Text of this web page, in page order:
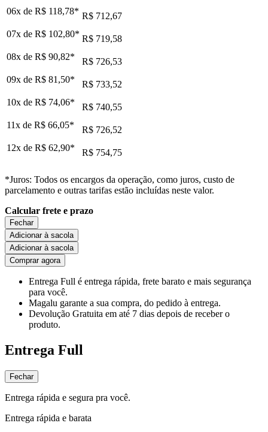
06x de R$ 118,78* R$ 712,67
07x de R$ 102,80* R$ 719,58
08x de R$ 90,82*
R$ 726,53
09x de R$ 81,50*
R$ 733,52
10x de R$ 74,06*
R$ 740,55
11x de R$ 66,05*
R$ 726,52
12x de R$ 62,90* R$ 754,75
*Juros: Todos os encargos da operação, como juros, custo de
parcelamento e outras tarifas estão incluídas neste valor.
Calcular frete e prazo
Fechar
Adicionar à sacola
Adicionar à sacola
Comprar agora
Entrega Full é entrega rápida, frete barato e mais segurança
para você.
Magalu garante a sua compra, do pedido à entrega.
Devolução Gratuita em até 7 dias depois de receber o
produto.
Entrega Full
Fechar
Entrega rápida e segura pra você.
Entrega rápida e barata